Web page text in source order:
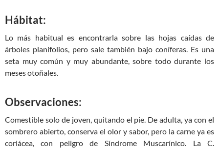
Hábitat:
Lo más habitual es encontrarla sobre las hojas caídas de
árboles planifolios, pero sale también bajo coníferas. Es una
seta muy común y muy abundante, sobre todo durante los
meses otoñales.
Observaciones:
Comestible solo de joven, quitando el pie. De adulta, ya con el
sombrero abierto, conserva el olor y sabor, pero la carne ya es
coriácea, con peligro de Síndrome Muscarínico. La C.